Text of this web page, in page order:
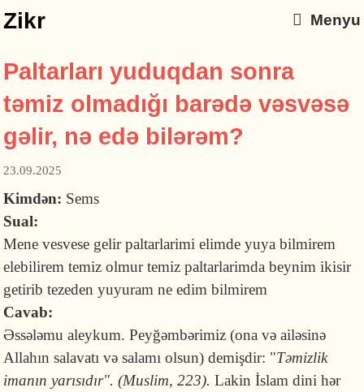
Zikr Menyu
Paltarları yuduqdan sonra
təmiz olmadığı barədə vəsvəsə
gəlir, nə edə bilərəm?
23.09.2025
Kimdən: Sems
Sual:
Mene vesvese gelir paltarlarimi elimde yuya bilmirem
elebilirem temiz olmur temiz paltarlarimda beynim ikisir
getirib tezeden yuyuram ne edim bilmirem
Cavab:
Əssələmu aleykum. Peyğəmbərimiz (ona və ailəsinə
Allahın salavatı və salamı olsun) demişdir: "Təmizlik
imanın yarısıdır". (Muslim, 223). Lakin İslam dini hər